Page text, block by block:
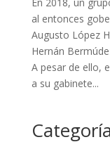
al entonces
Augusto López
Hernán
A pesar de ello,
a su gabinete...